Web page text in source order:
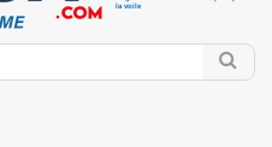
la voile